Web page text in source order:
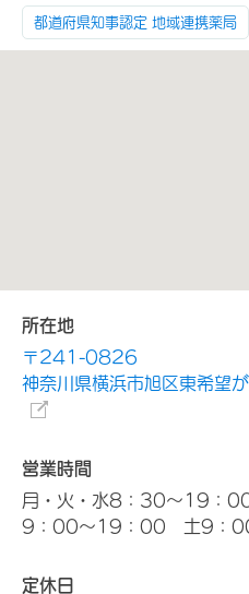
都道府県知事認定 地域連携薬局
所在地
〒241-0826
神奈川県横浜市旭区東希
営業時間
月・火・水8：30～19
9：00～19：00 土9：
定休日